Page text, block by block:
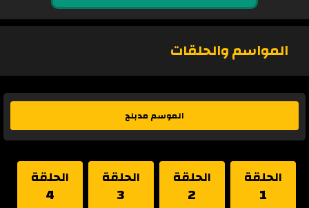
المواسم والحلقات
الموسم مدبلج
الحلقة
1
الحلقة
2
الحلقة
3
الحلقة
4